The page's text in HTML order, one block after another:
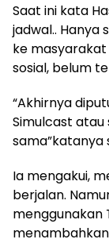
Saat ini kata
jadwal.. Hanya
ke
sosial, belum
“Akhirnya
Simulcast atau
sama”katanya
Ia mengakui,
berjalan.
menggunakan